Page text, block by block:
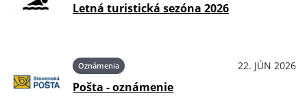
Letná turistická sezóna 2026
Oznámenia 22. JÚN 2026
Pošta - oznámenie